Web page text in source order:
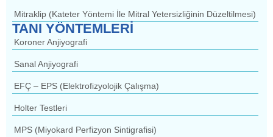
Mitraklip (Kateter Yöntemi İle Mitral Yetersizliğinin Düzeltilmesi)
TANI YÖNTEMLERİ
Koroner Anjiyografi
Sanal Anjiyografi
EFÇ – EPS (Elektrofizyolojik Çalışma)
Holter Testleri
MPS (Miyokard Perfizyon Sintigrafisi)